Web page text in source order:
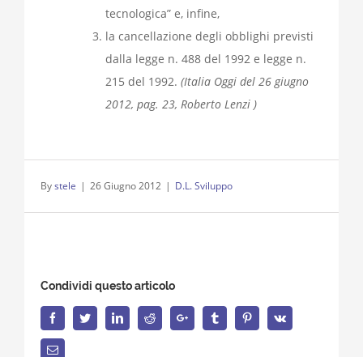
tecnologica” e, infine,
la cancellazione degli obblighi previsti
dalla legge n. 488 del 1992 e legge n.
215 del 1992. (Italia Oggi del 26 giugno
2012, pag. 23, Roberto Lenzi )
Bystele | 26 Giugno 2012 | D.L. Sviluppo
Condividi questo articolo
FacebookTwitterLinkedInReddit Google+ Tumblr PinterestVk
Email